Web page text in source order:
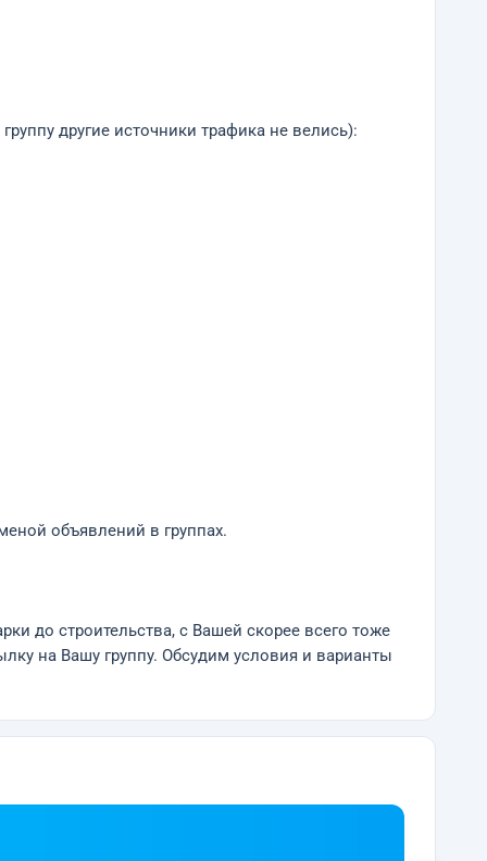
другие источники трафика не велись):
объявлений в группах.
до строительства, с Вашей скорее всего тоже
на Вашу группу. Обсудим условия и варианты